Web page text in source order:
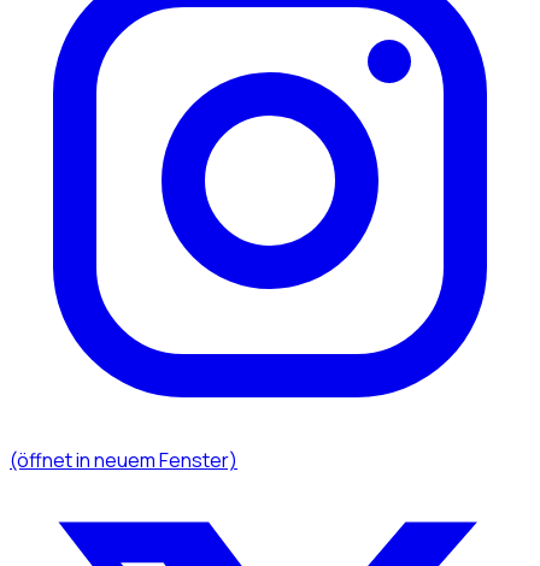
(öffnet in neuem Fenster)